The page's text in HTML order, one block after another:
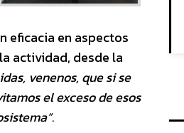
eficacia en aspectos
actividad, desde la
venenos, que si se
el exceso de esos